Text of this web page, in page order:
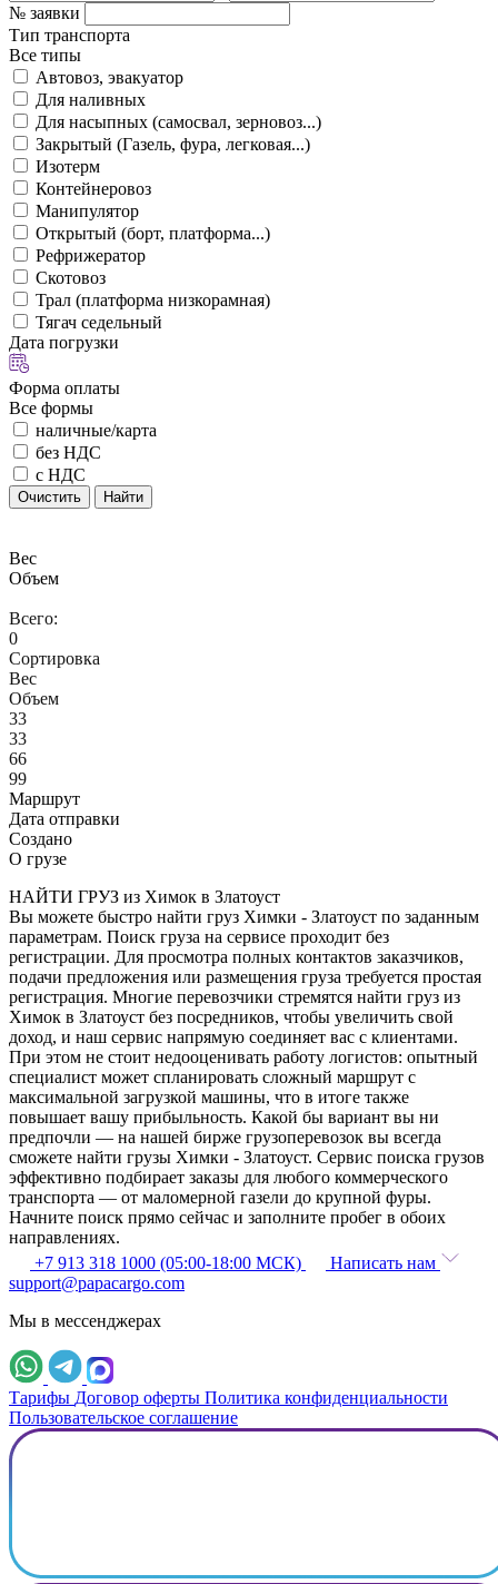
№ заявки
Тип транспорта
Все типы
Автовоз, эвакуатор
Для наливных
Для насыпных (самосвал, зерновоз...)
Закрытый (Газель, фура, легковая...)
Изотерм
Контейнеровоз
Манипулятор
Открытый (борт, платформа...)
Рефрижератор
Скотовоз
Трал (платформа низкорамная)
Тягач седельный
Дата погрузки
Форма оплаты
Все формы
наличные/карта
без НДС
с НДС
Очистить Найти
Вес
Объем
Всего:
0
Сортировка
Вес
Объем
33
33
66
99
Маршрут
Дата отправки
Создано
О грузе
НАЙТИ ГРУЗ из Химок в Златоуст
Вы можете быстро найти груз Химки - Златоуст по заданным
параметрам. Поиск груза на сервисе проходит без
регистрации. Для просмотра полных контактов заказчиков,
подачи предложения или размещения груза требуется простая
регистрация. Многие перевозчики стремятся найти груз из
Химок в Златоуст без посредников, чтобы увеличить свой
доход, и наш сервис напрямую соединяет вас с клиентами.
При этом не стоит недооценивать работу логистов: опытный
специалист может спланировать сложный маршрут с
максимальной загрузкой машины, что в итоге также
повышает вашу прибыльность. Какой бы вариант вы ни
предпочли — на нашей бирже грузоперевозок вы всегда
сможете найти грузы Химки - Златоуст. Сервис поиска грузов
эффективно подбирает заказы для любого коммерческого
транспорта — от маломерной газели до крупной фуры.
Начните поиск прямо сейчас и заполните пробег в обоих
направлениях.
+7 913 318 1000 (05:00-18:00 МСК)
Написать нам
support@papacargo.com
Мы в мессенджерах
Тарифы Договор оферты Политика конфиденциальности
Пользовательское соглашение